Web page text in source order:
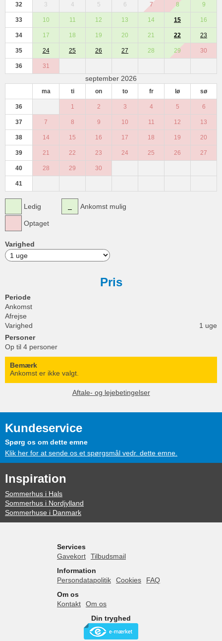
32 3 4 5 6 7 8 9
33 10 11 12 13 14 15 16
34 17 18 19 20 21 22 23
35 24 25 26 27 28 29 30
36 31
september 2026
ma ti on to fr lø sø
36 1 2 3 4 5 6
37 7 8 9 10 11 12 13
38 14 15 16 17 18 19 20
39 21 22 23 24 25 26 27
40 28 29 30
41
Ledig
Optaget
Ankomst mulig
Varighed
Pris
Periode
Ankomst
Afrejse
Varighed
1 uge
Personer
Op til 4 personer
Bemærk
Ankomst er ikke valgt.
Aftale- og lejebetingelser
Kundeservice
Spørg os om dette emne
Klik her for at sende os et spørgsmål vedr. dette emne.
Inspiration
Sommerhus i Hals
Sommerhus i Nordjylland
Sommerhuse i Danmark
Services
Gavekort
Tilbudsmail
Information
Persondatapolitik
Cookies
FAQ
Om os
Kontakt
Om os
Din tryghed